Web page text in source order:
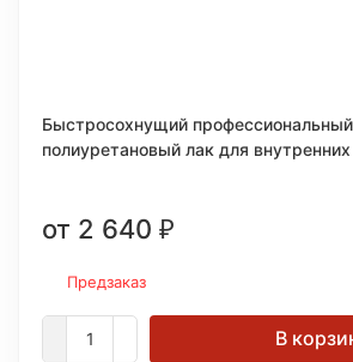
Быстросохнущий профессиональный
полиуретановый лак для
от 2 640 ₽
Предзаказ
В